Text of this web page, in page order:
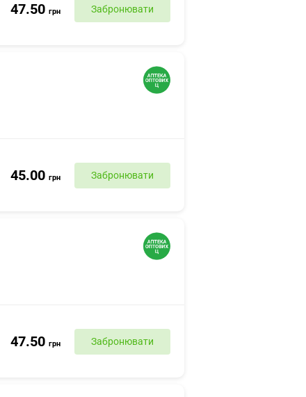
47.50 грн Забронювати
45.00 грн Забронювати
47.50 грн Забронювати